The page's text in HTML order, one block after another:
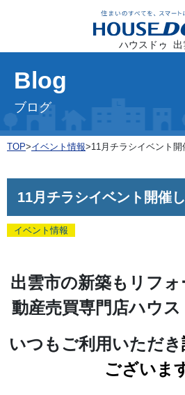
ハウスドゥ 出
Blog
ブログ
TOP>イベント情報>11月チラシイベント
11月チラシイベント開催
イベント情報
出雲市の新築もリフ
動産売買専門店ハウ
いつもご利用いただき
ございま